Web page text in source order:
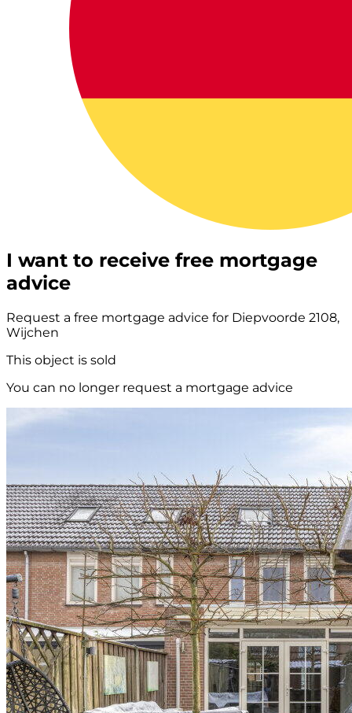
I want to receive free mortgage
advice
Request a free mortgage advice for Diepvoorde 2108,
Wijchen
This object is sold
You can no longer request a mortgage advice